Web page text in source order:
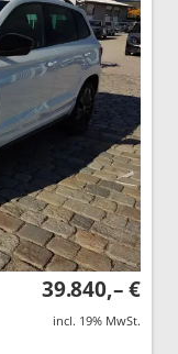
39.840,– €
incl. 19% MwSt.